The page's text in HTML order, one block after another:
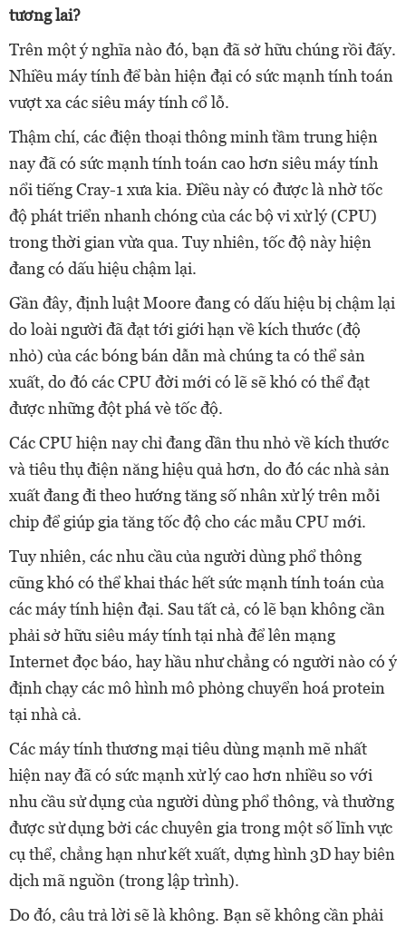
tương lai?
Trên một ý nghĩa nào đó, bạn đã sở hữu chúng rồi đấy.
Nhiều máy tính để bàn hiện đại có sức mạnh tính toán
vượt xa các siêu máy tính cổ lỗ.
Thậm chí, các điện thoại thông minh tầm trung hiện
nay đã có sức mạnh tính toán cao hơn siêu máy tính
nổi tiếng Cray-1 xưa kia. Điều này có được là nhờ tốc
độ phát triển nhanh chóng của các bộ vi xử lý (CPU)
trong thời gian vừa qua. Tuy nhiên, tốc độ này hiện
đang có dấu hiệu chậm lại.
Gần đây, định luật Moore đang có dấu hiệu bị chậm lại
do loài người đã đạt tới giới hạn về kích thước (độ
nhỏ) của các bóng bán dẫn mà chúng ta có thể sản
xuất, do đó các CPU đời mới có lẽ sẽ khó có thể đạt
được những đột phá vè tốc độ.
Các CPU hiện nay chỉ đang dần thu nhỏ về kích thước
và tiêu thụ điện năng hiệu quả hơn, do đó các nhà sản
xuất đang đi theo hướng tăng số nhân xử lý trên mỗi
chip để giúp gia tăng tốc độ cho các mẫu CPU mới.
Tuy nhiên, các nhu cầu của người dùng phổ thông
cũng khó có thể khai thác hết sức mạnh tính toán của
các máy tính hiện đại. Sau tất cả, có lẽ bạn không cần
phải sở hữu siêu máy tính tại nhà để lên mạng
Internet đọc báo, hay hầu như chẳng có người nào có ý
định chạy các mô hình mô phỏng chuyển hoá protein
tại nhà cả.
Các máy tính thương mại tiêu dùng mạnh mẽ nhất
hiện nay đã có sức mạnh xử lý cao hơn nhiều so với
nhu cầu sử dụng của người dùng phổ thông, và thường
được sử dụng bởi các chuyên gia trong một số lĩnh vực
cụ thể, chẳng hạn như kết xuất, dựng hình 3D hay biên
dịch mã nguồn (trong lập trình).
Do đó, câu trả lời sẽ là không. Bạn sẽ không cần phải